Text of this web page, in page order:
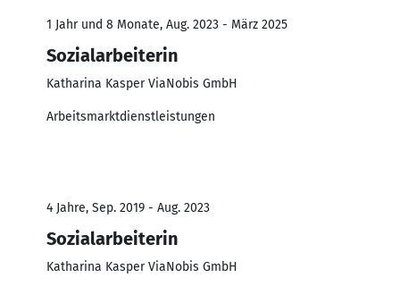
1 Jahr und 8 Monate, Aug. 2023 - März 2025
Sozialarbeiterin
Katharina Kasper ViaNobis GmbH
Arbeitsmarktdienstleistungen
4 Jahre, Sep. 2019 - Aug. 2023
Sozialarbeiterin
Katharina Kasper ViaNobis GmbH